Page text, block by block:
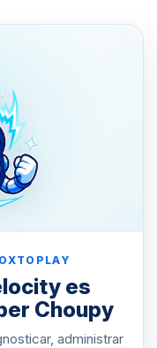
es
Choupy
administrar